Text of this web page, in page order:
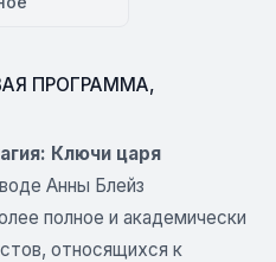
ПРОГРАММА,
Ключи царя
Анны Блейз
полное и академически
относящихся к